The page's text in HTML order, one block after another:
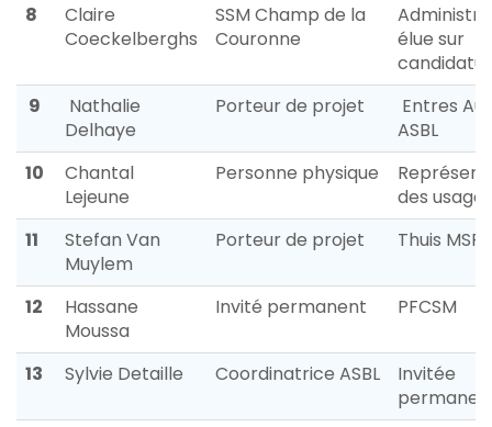
8
Claire
Coeckelberghs
SSM Champ de la
Couronne
élue sur
9
Nathalie
Delhaye
Porteur de projet
Entres
ASBL
10
Chantal
Lejeune
Personne physique
des
11
Stefan Van
Muylem
Porteur de projet Thuis MSP
12
Hassane
Moussa
Invité permanent PFCSM
13 Sylvie Detaille Coordinatrice ASBL
Invitée